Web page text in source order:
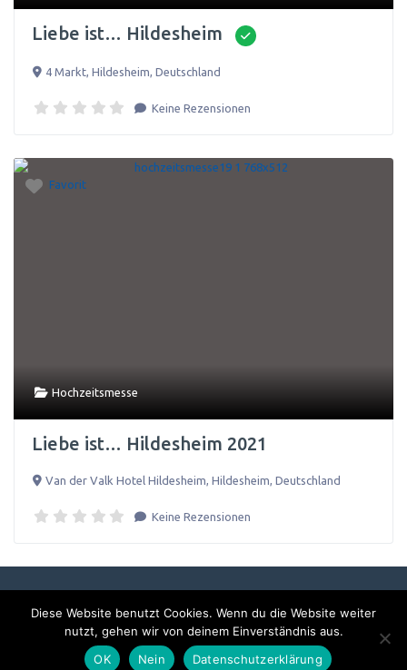
Liebe ist… Hildesheim
4 Markt, Hildesheim, Deutschland
Keine Rezensionen
Favorit
Hochzeitsmesse
Liebe ist… Hildesheim 2021
Van der Valk Hotel Hildesheim, Hildesheim, Deutschland
Keine Rezensionen
Impressum & Datenschutzerklärung
Diese Website benutzt Cookies. Wenn du die Website weiter
nutzt, gehen wir von deinem Einverständnis aus.
OK
Nein Datenschutzerklärung